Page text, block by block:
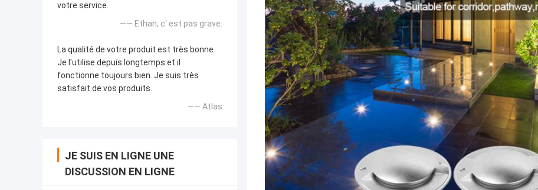
votre service.
—— Ethan, c' est pas grave.
La qualité de votre produit est très bonne.
Je l'utilise depuis longtemps et il
fonctionne toujours bien. Je suis très
satisfait de vos produits.
—— Atlas
JE SUIS EN LIGNE UNE
DISCUSSION EN LIGNE